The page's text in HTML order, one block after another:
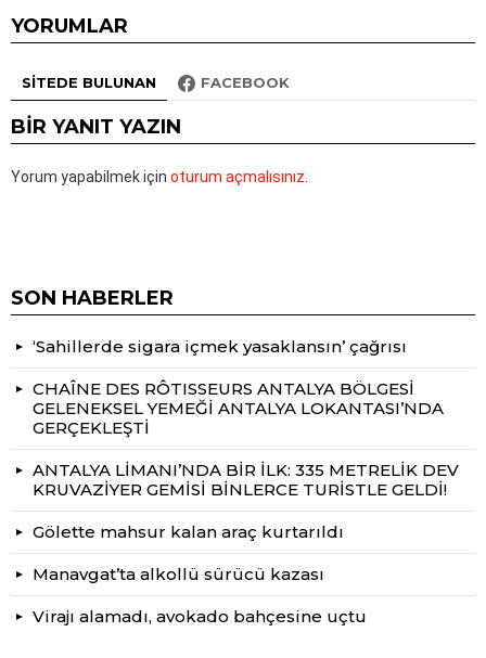
YORUMLAR
SITEDE BULUNAN FACEBOOK
BIR YANIT YAZIN
Yorum yapabilmek için oturum açmalısınız
SON HABERLER
‘Sahillerde sigara içmek yasaklansın’ çağrısı
CHAÎNE DES RÔTISSEURS ANTALYA BÖLGESİ
GELENEKSEL YEMEĞİ ANTALYA LOKANTASI’NDA
GERÇEKLEŞTİ
ANTALYA LİMANI’NDA BİR İLK: 335 METRELİK DEV
KRUVAZİYER GEMİSİ BİNLERCE TURİSTLE GELDİ!
Gölette mahsur kalan araç kurtarıldı
Manavgat’ta alkollü sürücü kazası
Virajı alamadı, avokado bahçesine uçtu